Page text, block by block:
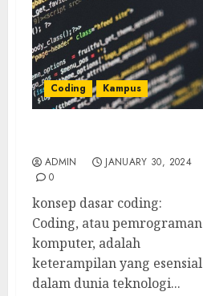
Coding Kampus
ADMIN
JANUARY 30, 2024
0
konsep dasar coding:
Coding, atau pemrograman
komputer, adalah
keterampilan yang esensial
dalam dunia teknologi...